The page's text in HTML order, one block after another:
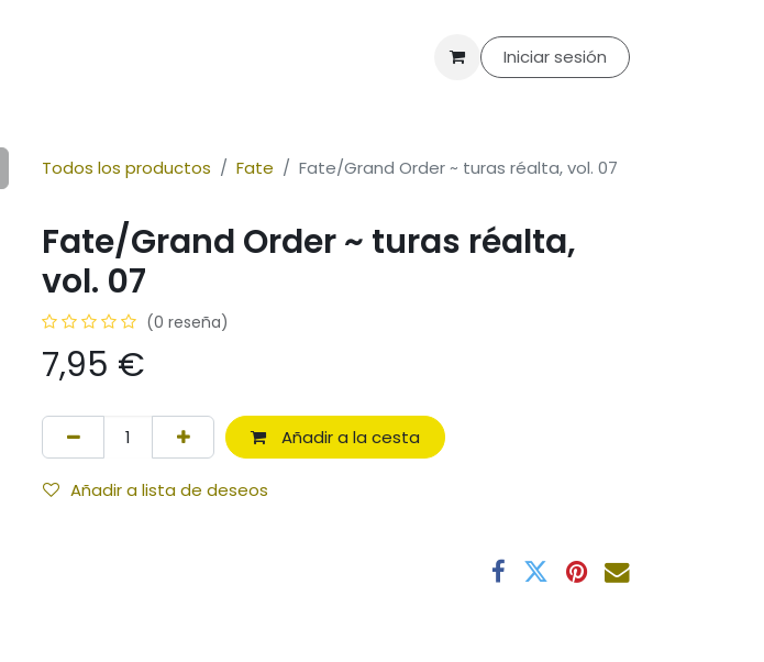
Packs Ofertas Club de lectura
Iniciar sesión
Todos los productos Fate Fate/Grand Order ~ turas réalta, vol. 07
Fate/Grand Order ~ turas réalta,
vol. 07
(0 reseña)
7,95 €
Añadir a la cesta
Añadir a lista de deseos